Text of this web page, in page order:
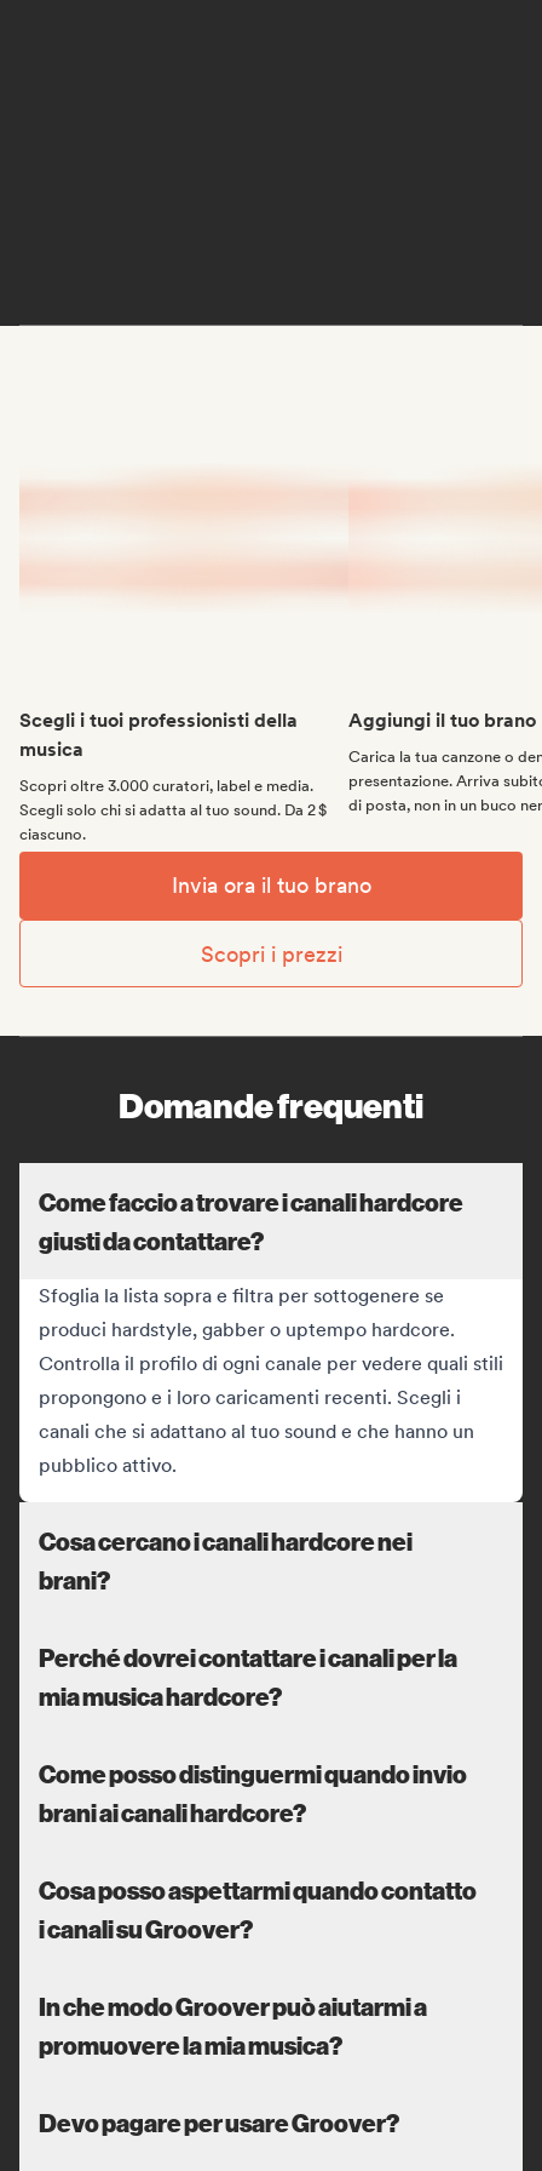
Scegli i tuoi professionisti della
musica
Scopri oltre 3.000 curatori, label e media.
Scegli solo chi si adatta al tuo sound. Da 2 $
ciascuno.
Aggiungi il tuo brano
Carica la tua canzone o
presentazione. Arriva
di posta, non in un buco
Invia ora il tuo brano
Scopri i prezzi
Domande frequenti
Come faccio a trovare i canali hardcore
giusti da contattare?
Sfoglia la lista sopra e filtra per sottogenere se
produci hardstyle, gabber o uptempo hardcore.
Controlla il profilo di ogni canale per vedere quali stili
propongono e i loro caricamenti recenti. Scegli i
canali che si adattano al tuo sound e che hanno un
pubblico attivo.
Cosa cercano i canali hardcore nei
brani?
Perché dovrei contattare i canali per la
mia musica hardcore?
Come posso distinguermi quando invio
brani ai canali hardcore?
Cosa posso aspettarmi quando contatto
i canali su Groover?
In che modo Groover può aiutarmi a
promuovere la mia musica?
Devo pagare per usare Groover?